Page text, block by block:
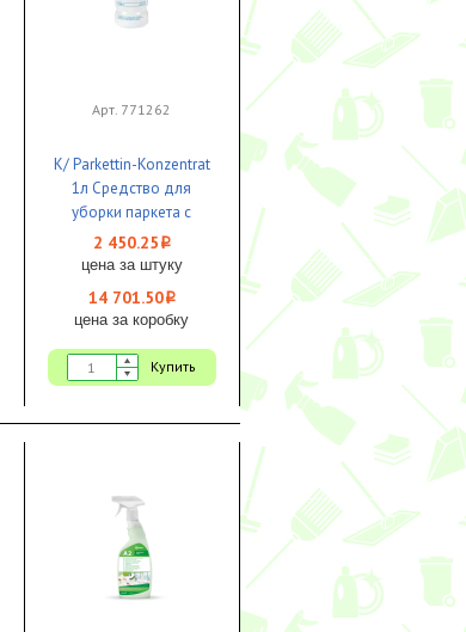
Арт. 771262
К/ Parkettin-Konzentrat
1л Средство для
уборки паркета с
защитным эффектом
1/6 KIEHL ЧЗ
2 450.25 i
цена за штуку
14 701.50i
цена за коробку
Купить